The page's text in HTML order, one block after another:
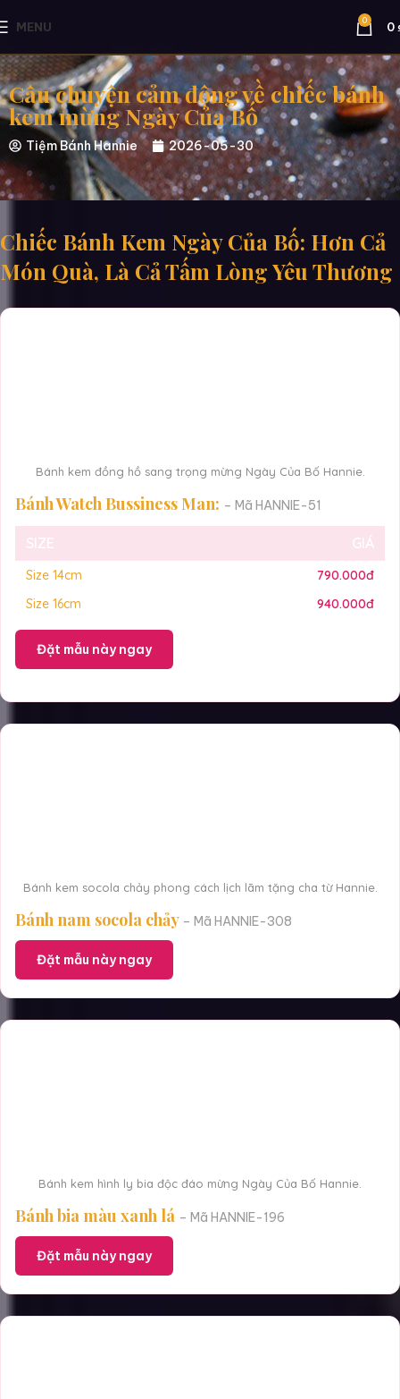
MENU 0 0
Câu chuyện cảm động về chiếc bánh
kem mừng Ngày Của Bố
Tiệm Bánh Hannie 2026-05-30
Chiếc Bánh Kem Ngày Của Bố: Hơn Cả
Món Quà, Là Cả Tấm Lòng Yêu Thương
Bánh kem đồng hồ sang trọng mừng Ngày Của Bố Hannie.
Bánh Watch Bussiness Man: – Mã HANNIE-51
SIZE GIÁ
Size 14cm
790.000đ
Size 16cm
940.000đ
Đặt mẫu này ngay
Bánh kem socola chảy phong cách lịch lãm tặng cha từ Hannie.
Bánh nam socola chảy – Mã HANNIE-308
Đặt mẫu này ngay
Bánh kem hình ly bia độc đáo mừng Ngày Của Bố Hannie.
Bánh bia màu xanh lá – Mã HANNIE-196
Đặt mẫu này ngay